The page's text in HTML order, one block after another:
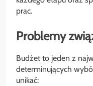
prac.
Problemy
Budżet to jeden z
determinu­jących
unikać: